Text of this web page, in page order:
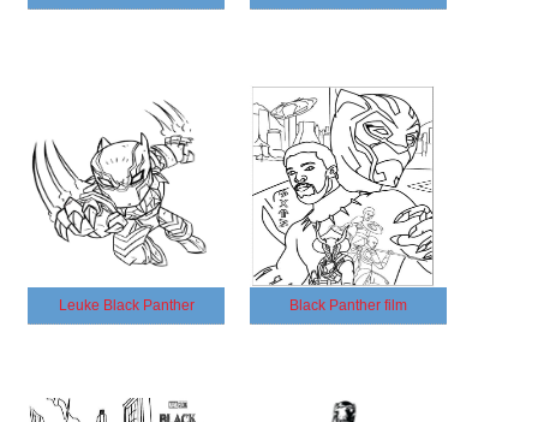
Leuke Black Panther Black Panther film